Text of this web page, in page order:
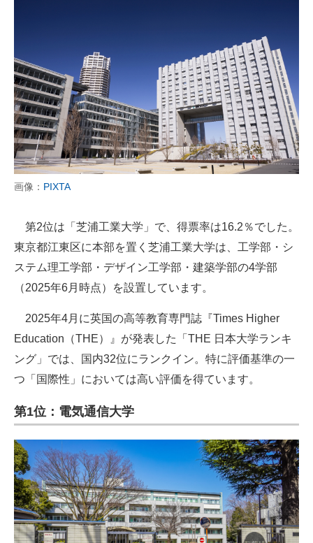
画像： PIXTA
第2位は「芝浦工業大学」で、得票率は16.2％でした。
東京都江東区に本部を置く芝浦工業大学は、工学部・シ
ステム理工学部・デザイン工学部・建築学部の4学部
（2025年6月時点）を設置しています。
2025年4月に英国の高等教育専門誌『Times Higher
Education（THE）』が発表した「THE 日本大学ランキ
ング」では、国内32位にランクイン。特に評価基準の一
つ「国際性」においては高い評価を得ています。
第1位：電気通信大学